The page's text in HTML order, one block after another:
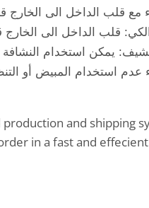
مع قلب الداخل الى الخارج
الكي: قلب الداخل الى
يمكن استخدام
and shipping
in a fast and